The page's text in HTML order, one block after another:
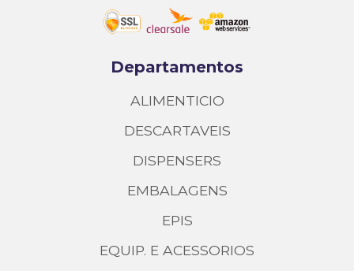
Departamentos
ALIMENTICIO
DESCARTAVEIS
DISPENSERS
EMBALAGENS
EPIS
EQUIP. E ACESSORIOS